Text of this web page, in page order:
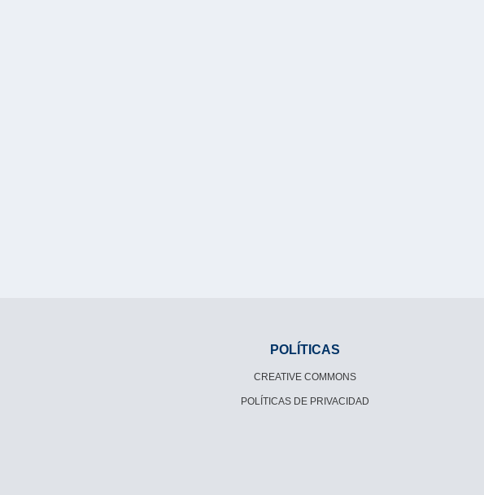
POLÍTICAS
CREATIVE COMMONS
POLÍTICAS DE PRIVACIDAD